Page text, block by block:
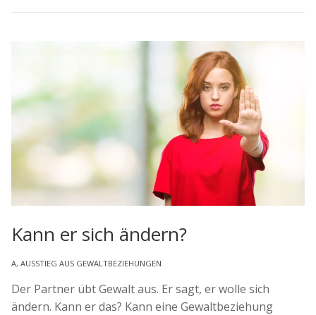
A, AUSSTIEG AUS GEWALTBEZIEHUNGEN
Kann er sich ändern?
Der Partner übt Gewalt aus. Er sagt, er wolle sich
ändern. Kann er das? Kann eine Gewaltbeziehung